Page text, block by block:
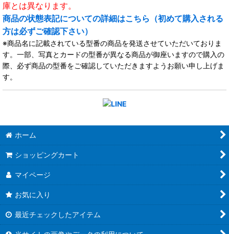
庫とは異なります。
商品の状態表記についての詳細はこちら（初めて購入される
方は必ずご確認下さい）
※商品名に記載されている型番の商品を発送させていただいておりま
す。一部、写真とカードの型番が異なる商品が御座いますので購入の
際、必ず商品の型番をご確認していただきますようお願い申し上げま
す。
ホーム
ショッピングカート
マイページ
お気に入り
最近チェックしたアイテム